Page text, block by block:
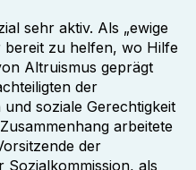
sehr aktiv. Als „ewige
bereit zu helfen, wo Hilfe
Altruismus geprägt
der
soziale Gerechtigkeit
arbeitete
der
Sozialkommission, als